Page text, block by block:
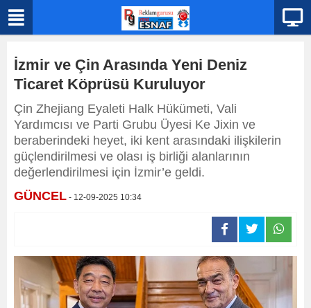
İzmir ve Çin Arasında Yeni Deniz
Ticaret Köprüsü Kuruluyor
Çin Zhejiang Eyaleti Halk Hükümeti, Vali
Yardımcısı ve Parti Grubu Üyesi Ke Jixin ve
beraberindeki heyet, iki kent arasındaki ilişkilerin
güçlendirilmesi ve olası iş birliği alanlarının
değerlendirilmesi için İzmir’e geldi.
GÜNCEL - 12-09-2025 10:34